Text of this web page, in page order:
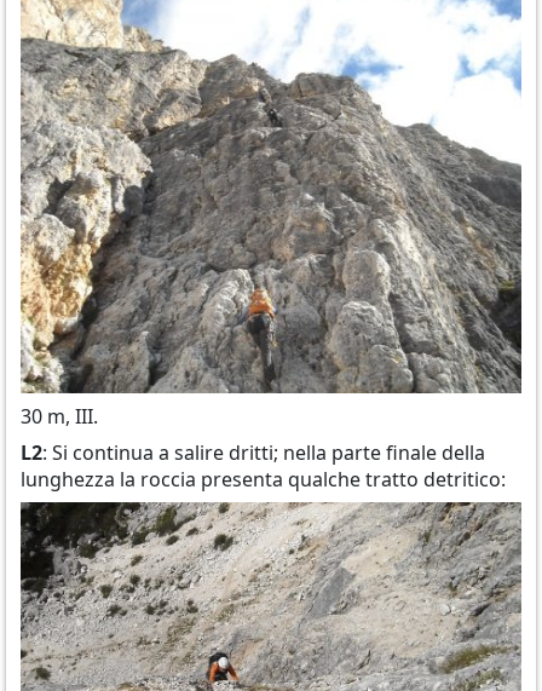
30 m, III.
L2: Si continua a salire dritti; nella parte finale della
lunghezza la roccia presenta qualche tratto detritico: